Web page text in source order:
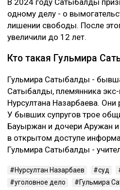
одному делу - о
лишении свободы. После
увеличили до 12 лет.
Кто такая Гульмира
Гульмира Сатыбалды -
Сатыбалды, племянника экс-
Нурсултана Назарбаева. Они
У бывших супругов трое
Бауыржан и дочери Аружан
в открытом доступе
Гульмира Сатыбалды -
Нурсултан Назарбаев суд
уголовное дело
Гульмира